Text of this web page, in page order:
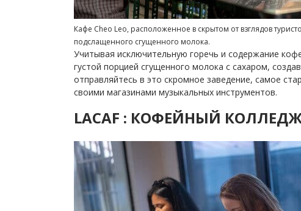
Кафе Cheo Leo, расположенное в скрытом от взглядов
подслащенного сгущенного молока.
Учитывая исключительную горечь и содержание
густой порцией сгущенного молока с сахаром,
отправляйтесь в это скромное заведение, самое
своими магазинами музыкальных инструментов.
LACAF : КОФЕЙНЫЙ